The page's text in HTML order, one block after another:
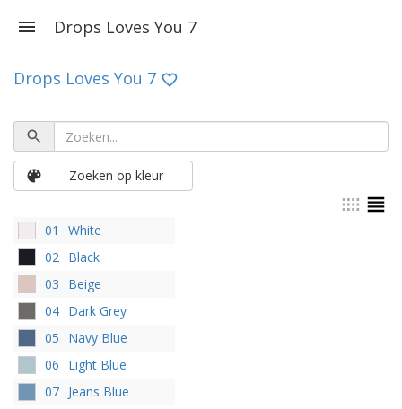
Drops Loves You 7
Drops Loves You 7
Zoeken op kleur
01
White
02 Black
03
Beige
04 Dark Grey
05
Navy Blue
06
Light Blue
07 Jeans Blue